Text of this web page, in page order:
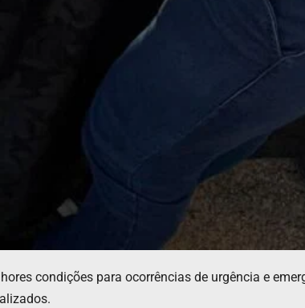
condições para ocorrências de urgência e